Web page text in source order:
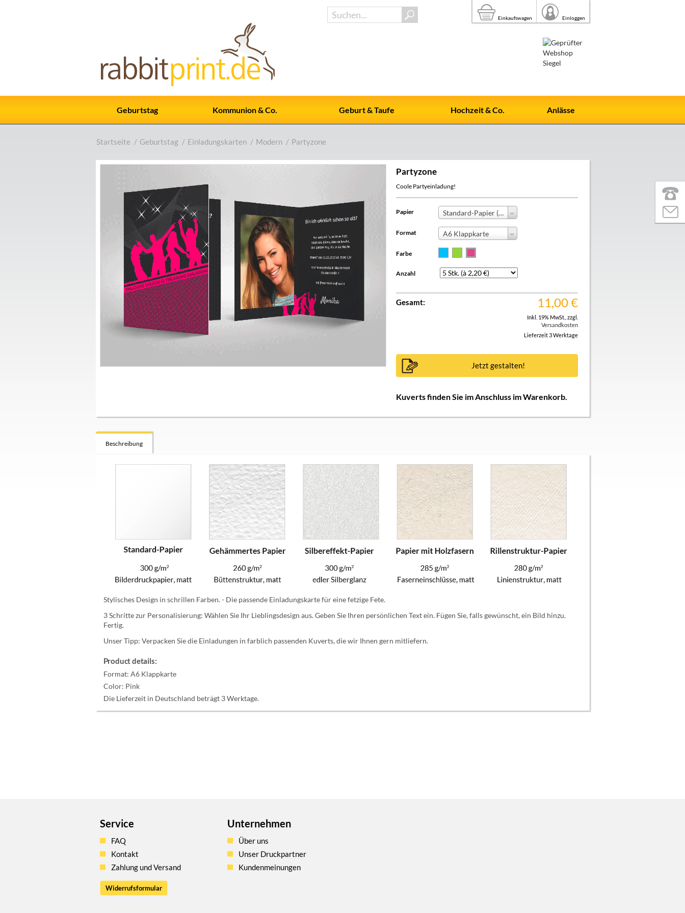
Einkaufswagen Einloggen
Geburtstag Kommunion & Co. Geburt & Taufe Hochzeit & Co. Anlässe
Startseite / Geburtstag / Einladungskarten / Modern / Partyzone
Partyzone
Coole Partyeinladung!
Papier Standard-Papier (+0,00 €)
Format A6 Klappkarte
Farbe
Anzahl
Gesamt: 11,00€
Inkl. 19% MwSt. zzgl.
Versandkosten
Lieferzeit 3 Werktage
Jetzt gestalten!
Kuverts finden Sie im Anschluss im Warenkorb.
Beschreibung
Stylisches Design in schrillen Farben. - Die passende Einladungskarte für eine fetzige Fete.
3 Schritte zur Personalisierung: Wählen Sie Ihr Lieblingsdesign aus. Geben Sie Ihren persönlichen Text ein. Fügen Sie, falls gewünscht, ein Bild hinzu.
Fertig.
Unser Tipp: Verpacken Sie die Einladungen in farblich passenden Kuverts, die wir Ihnen gern mitliefern.
Product details:
Format: A6 Klappkarte
Color: Pink
Die Lieferzeit in Deutschland beträgt 3 Werktage.
Service
FAQ
Kontakt
Zahlung und Versand
Widerrufsformular
Unternehmen
Über uns
Unser Druckpartner
Kundenmeinungen